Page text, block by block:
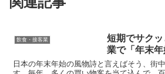
飲食・接客業
短期でサク
業で「年末年
日本の年末年始の風物詩と言えばそう、街